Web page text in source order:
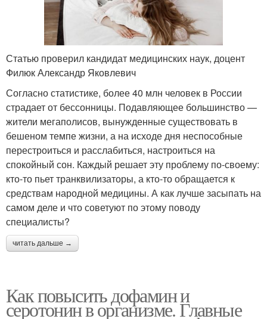
Статью проверил кандидат медицинских наук, доцент
Филюк Александр Яковлевич
Согласно статистике, более 40 млн человек в России
страдает от бессонницы. Подавляющее большинство —
жители мегаполисов, вынужденные существовать в
бешеном темпе жизни, а на исходе дня неспособные
перестроиться и расслабиться, настроиться на
спокойный сон. Каждый решает эту проблему по-своему:
кто-то пьет транквилизаторы, а кто-то обращается к
средствам народной медицины. А как лучше засыпать на
самом деле и что советуют по этому поводу
специалисты?
читать дальше →
Как повысить дофамин и
серотонин в организме. Главные